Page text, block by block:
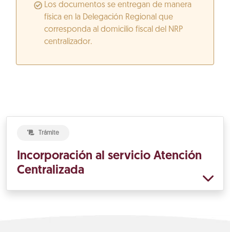
Los documentos se entregan de manera
física en la Delegación Regional que
corresponda al domicilio fiscal del NRP
centralizador.
Trámite
Incorporación al servicio Atención
Centralizada